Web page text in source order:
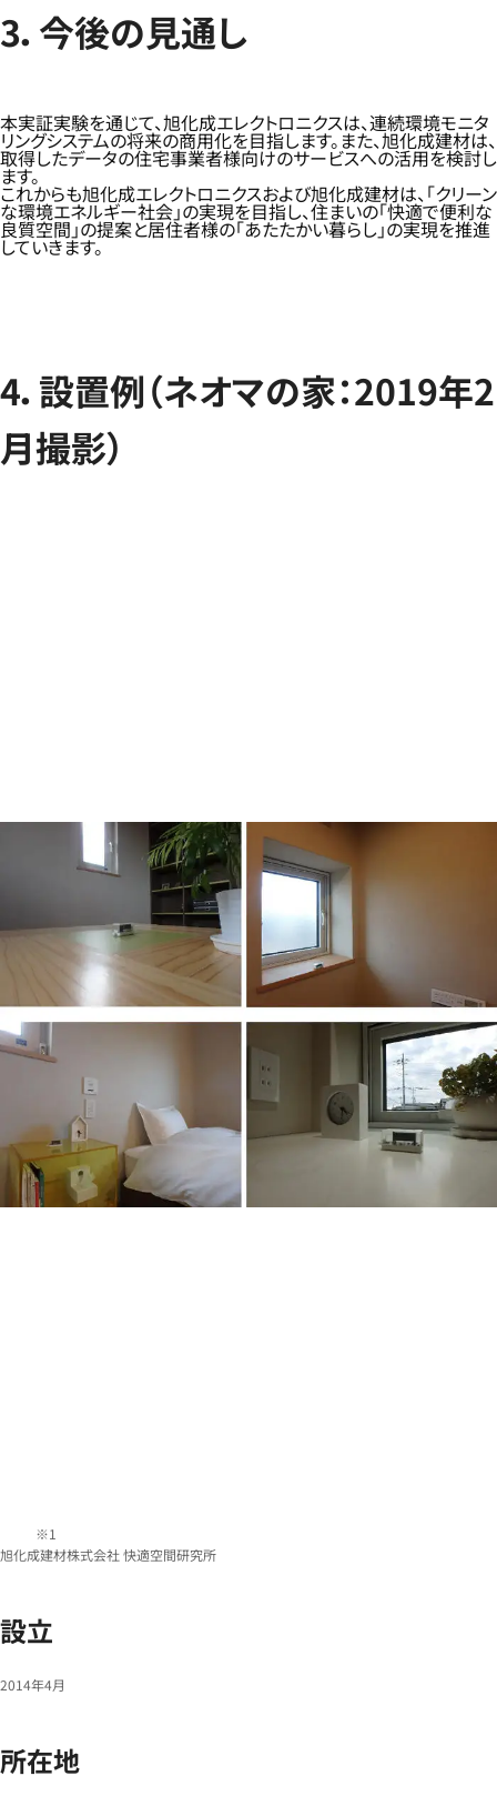
3．今後の見通し
本実証実験を通じて、旭化成エレクトロニクスは、連続環境モニタ
リングシステムの将来の商用化を目指します。また、旭化成建材は、
取得したデータの住宅事業者様向けのサービスへの活用を検討し
ます。
これからも旭化成エレクトロニクスおよび旭化成建材は、「クリーン
な環境エネルギー社会」の実現を目指し、住まいの「快適で便利な
良質空間」の提案と居住者様の「あたたかい暮らし」の実現を推進
していきます。
4．設置例（ネオマの家：2019年2
月撮影）
旭化成建材株式会社 快適空間研究所
設立
2014年4月
所在地